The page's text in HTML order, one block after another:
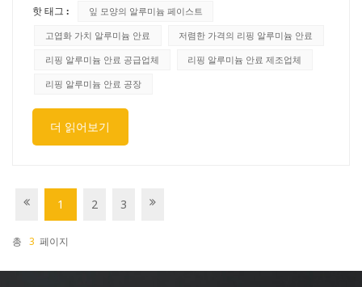
을 가지고 있으며, 도막 표면에 부유하여 빛과 열을 효과적
으로 반사합니다. 또한, 은폐력과 백색도가 우수합니다. 고
품질 부유 은은 저산성 수지 시스템에서 거울 효과를 낼 수
70%이며, 알루미늄 함량이 낮고 백색도가 높으며 부유값이
매우 일반적입니다. 고부유 은은 500메시 스크린은 알루미
늄 함량이 표준이며 부유력이 약 90%이며, 흑색 및 밝은 효
다.
핫 태그 :
잎 모양의 알루미늄 페이스트
고엽화 가치 알루미늄 안료
저렴한 가격의 리핑 알루미늄 안료
리핑 알루미늄 안료 공급업체
리핑 알루미늄 안료 제조업체
리핑 알루미늄 안료 공장
더 읽어보기
1 2 3
총 3 페이지